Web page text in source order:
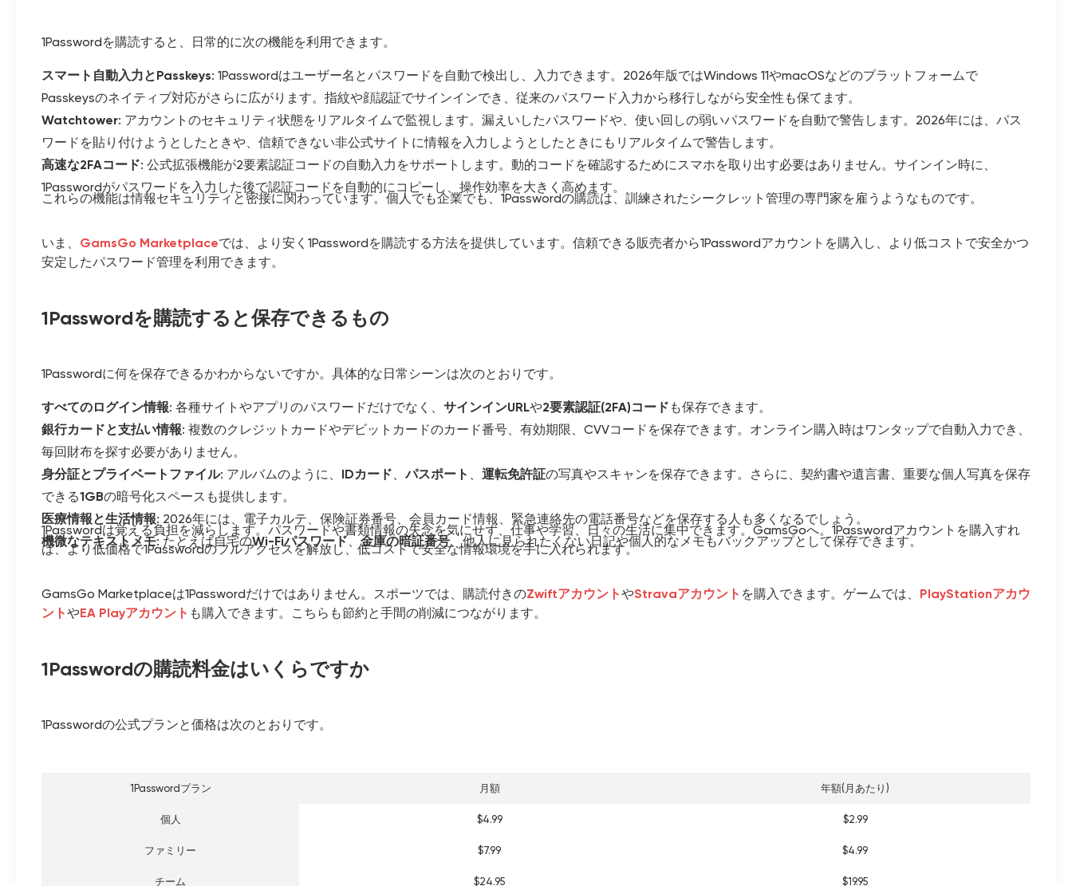
1Passwordを購読すると、日常的に次の機能を利用できます。
スマート自動入力とPasskeys: 1Passwordはユーザー名とパスワードを自動で検出し、入力できます。2026年版ではWindows 11やmacOSなどのプラットフォームで
Passkeysのネイティブ対応がさらに広がります。指紋や顔認証でサインインでき、従来のパスワード入力から移行しながら安全性も保てます。
Watchtower: アカウントのセキュリティ状態をリアルタイムで監視します。漏えいしたパスワードや、使い回しの弱いパスワードを自動で警告します。2026年には、パス
ワードを貼り付けようとしたときや、信頼できない非公式サイトに情報を入力しようとしたときにもリアルタイムで警告します。
高速な2FAコード: 公式拡張機能が2要素認証コードの自動入力をサポートします。動的コードを確認するためにスマホを取り出す必要はありません。サインイン時に、
1Passwordがパスワードを入力した後で認証コードを自動的にコピーし、操作効率を大きく高めます。
これらの機能は情報セキュリティと密接に関わっています。個人でも企業でも、1Passwordの購読は、訓練されたシークレット管理の専門家を雇うようなものです。
いま、 GamsGo Marketplaceでは、より安く1Passwordを購読する方法を提供しています。信頼できる販売者から1Passwordアカウントを購入し、より低コストで安全かつ
安定したパスワード管理を利用できます。
1Passwordを購読すると保存できるもの
1Passwordに何を保存できるかわからないですか。具体的な日常シーンは次のとおりです。
すべてのログイン情報: 各種サイトやアプリのパスワードだけでなく、 サインインURLや2要素認証(2FA)コード も保存できます。
銀行カードと支払い情報: 複数のクレジットカードやデビットカードのカード番号、有効期限、CVVコードを保存できます。オンライン購入時はワンタップで自動入力でき、
毎回財布を探す必要がありません。
身分証とプライベートファイル: アルバムのように、 IDカード、パスポート 、 運転免許証の写真やスキャンを保存できます。さらに、契約書や遺言書、重要な個人写真を保存
できる1GBの暗号化スペースも提供します。
医療情報と生活情報: 2026年には、電子カルテ、保険証券番号、会員カード情報、緊急連絡先の電話番号などを保存する人も多くなるでしょう。
機微なテキストメモ: たとえば自宅のWi-Fiパスワード、金庫の暗証番号、他人に見られたくない日記や個人的なメモもバックアップとして保存できます。
1Passwordは覚える負担を減らします。パスワードや書類情報の失念を気にせず、仕事や学習、日々の生活に集中できます。GamsGoへ。1Passwordアカウントを購入すれ
ば、より低価格で1Passwordのフルアクセスを解放し、低コストで安全な情報環境を手に入れられます。
GamsGo Marketplaceは1Passwordだけではありません。スポーツでは、購読付きのZwiftアカウントやStravaアカウント を購入できます。ゲームでは、 PlayStationアカウ
ントやEA Playアカウント も購入できます。こちらも節約と手間の削減につながります。
1Passwordの購読料金はいくらですか
1Passwordの公式プランと価格は次のとおりです。
1Passwordプラン 月額 年額(月あたり)
個人 $4.99 $2.99
ファミリー $7.99 $4.99
チーム $24.95 $19.95